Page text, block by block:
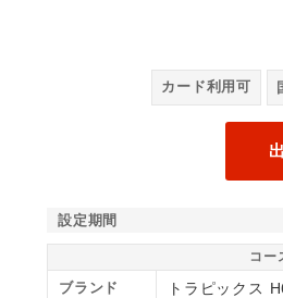
カード利用可
設定期間
コー
ブランド トラピックス